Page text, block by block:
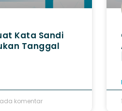
Kata Sandi
Tanggal
komentar